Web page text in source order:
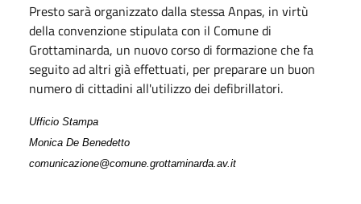
Presto sarà organizzato dalla stessa Anpas, in virtù
della convenzione stipulata con il Comune di
Grottaminarda, un nuovo corso di formazione che fa
seguito ad altri già effettuati, per preparare un buon
numero di cittadini all'utilizzo dei defibrillatori.
Ufficio Stampa
Monica De Benedetto
comunicazione@comune.grottaminarda.av.it